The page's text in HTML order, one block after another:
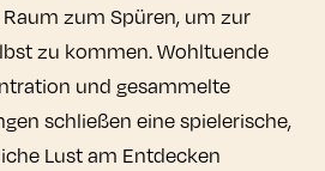
zum Spüren, um zur
zu kommen. Wohltuende
und gesammelte
schließen eine spielerische,
Lust am Entdecken